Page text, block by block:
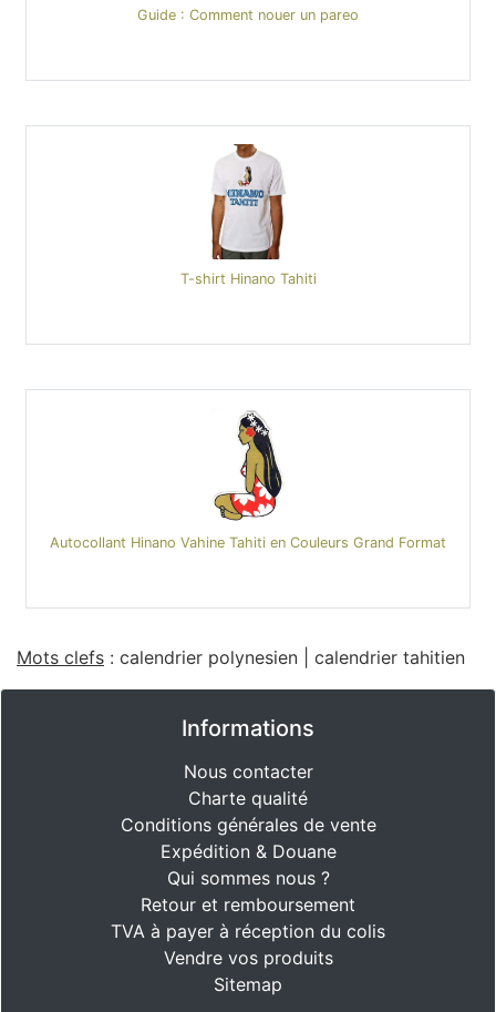
Guide : Comment nouer un pareo
T-shirt Hinano Tahiti
Autocollant Hinano Vahine Tahiti en Couleurs Grand Format
Mots clefs : calendrier polynesien calendrier tahitien
Informations
Nous contacter
Charte qualité
Conditions générales de vente
Expédition & Douane
Qui sommes nous ?
Retour et remboursement
TVA à payer à réception du colis
Vendre vos produits
Sitemap